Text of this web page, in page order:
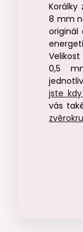
8 mm
originál
0,5
jste
vás